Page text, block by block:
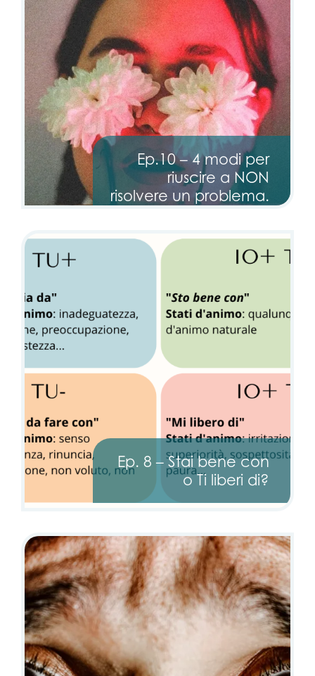
Ep.10 – 4 modi per
riuscire a NON
risolvere un problema.
Ep. 8 – Stai bene con
o Ti liberi di?
2 steps to
become more
assertive!
Take the quiz,
2 passi per
acquisire
maggiore
assertività!
Fai il quiz, scopri il tuo